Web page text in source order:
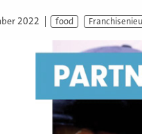
2022 food